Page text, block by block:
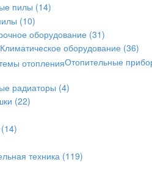
пилы (14)
(10)
оборудование (31)
Климатическое оборудование (36)
Отопительные
радиаторы (4)
(22)
(14)
техника (119)